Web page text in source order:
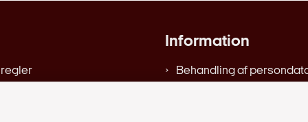
regler
Information
Behandling af